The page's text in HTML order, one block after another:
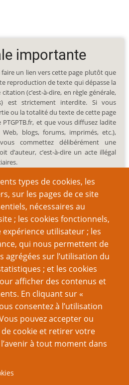
types de cookies, les
sur les pages de ce site
nécessaires au
; les cookies fonctionnels,
utilisateur ; les
qui nous permettent de
agrégées sur l’utilisation du
; et les cookies
afficher des contenus et
En cliquant sur «
consentez à l’utilisation
pouvez accepter ou
cookie et retirer votre
à tout moment dans
importante
un lien vers cette page plutôt que
reproduction de texte qui dépasse la
(c’est-à-dire, en règle générale,
est strictement interdite. Si vous
ou la totalité du texte de cette page
et que vous diffusez ladite
blogs, forums, imprimés, etc.),
commettez délibérément une
d’auteur, c’est-à-dire un acte illégal